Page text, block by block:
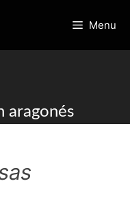
Menu
aragonés